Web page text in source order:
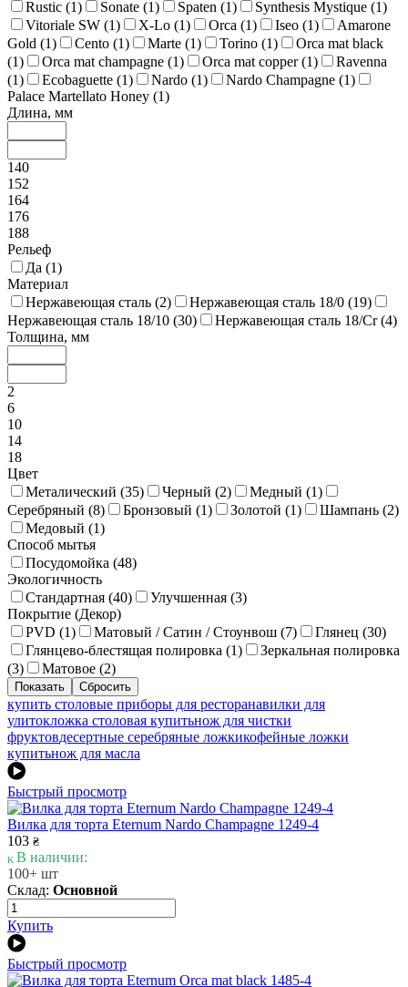
Rustic (1) Sonate (1) Spaten (1) Synthesis Mystique (1)
Vitoriale SW (1) X-Lo (1) Orca (1) Iseo (1)
Amarone
Gold (1) Cento (1) Marte (1) Torino (1)
Orca mat black
(1) Orca mat champagne (1) Orca mat copper (1)
Ravenna
(1) Ecobaguette (1) Nardo (1) Nardo Champagne (1)
Palace Martellato Honey (1)
Длина, мм
140
152
164
176
188
Рельеф
Да (1)
Материал
Нержавеющая сталь (2) Нержавеющая сталь 18/0 (19)
Нержавеющая сталь 18/10 (30) Нержавеющая сталь 18/Cr (4)
Толщина, мм
2
6
10
14
18
Цвет
Металический (35) Черный (2) Медный (1)
Серебряный (8) Бронзовый (1) Золотой (1) Шампань (2)
Медовый (1)
Способ мытья
Посудомойка (48)
Экологичность
Стандартная (40) Улучшенная (3)
Покрытие (Декор)
PVD (1) Матовый / Сатин / Стоунвош (7) Глянец (30)
Глянцево-блестящая полировка (1)
Зеркальная полировка
(3) Матовое (2)
купить столовые приборы для ресторанавилки для
улитокложка столовая купитьнож для чистки
фруктовдесертные серебряные ложкикофейные ложки
купитьнож для масла
Быстрый просмотр
Вилка для торта Eternum Nardo Champagne 1249-4
103 ₴
В наличии:
100+ шт
Склад: Основной
Купить
Быстрый просмотр